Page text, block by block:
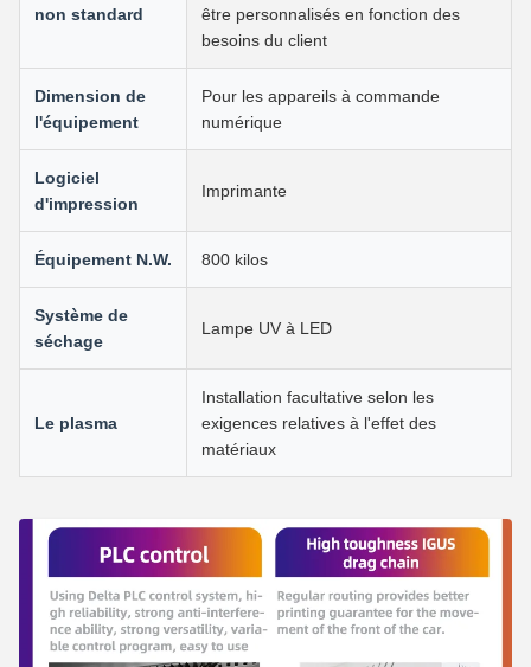
non standard
être personnalisés en fonction des
besoins du client
Dimension de
l'équipement
Pour les appareils à commande
numérique
Logiciel
d'impression
Imprimante
Équipement N.W. 800 kilos
Système de
séchage
Lampe UV à LED
Le plasma
Installation facultative selon les
exigences relatives à l'effet des
matériaux